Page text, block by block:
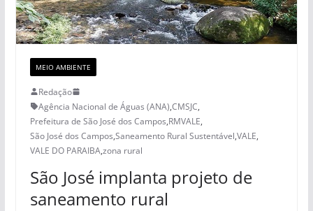
MEIO AMBIENTE
Redação
Agência Nacional de Águas (ANA),CMSJC,
Prefeitura de São José dos Campos,RMVALE,
São José dos Campos,Saneamento Rural Sustentável,VALE,
VALE DO PARAIBA,zona rural
São José implanta projeto de
saneamento rural